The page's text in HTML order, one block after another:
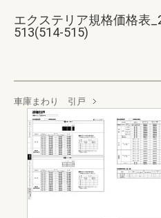
エクステリア規格価格表
513(514-515)
車庫まわり 引戸